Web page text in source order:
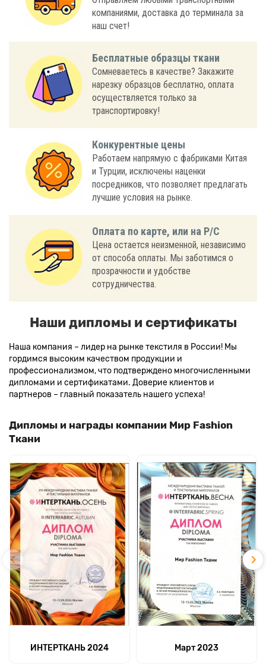
компаниями, доставка до терминала за
наш счет!
Бесплатные образцы ткани
Сомневаетесь в качестве? Закажите
нарезку образцов бесплатно, оплата
осуществляется только за
транспортировку!
Конкурентные цены
Работаем напрямую с фабриками Китая
и Турции, исключены наценки
посредников, что позволяет предлагать
лучшие условия на рынке.
Оплата по карте, или на Р/С
Цена остается неизменной, независимо
от способа оплаты. Мы заботимся о
прозрачности и удобстве
сотрудничества.
Наши дипломы и сертификаты
Наша компания – лидер на рынке текстиля в России! Мы
гордимся высоким качеством продукции и
профессионализмом, что подтверждено многочисленными
дипломами и сертификатами. Доверие клиентов и
партнеров – главный показатель нашего успеха!
Дипломы и награды компании Мир Fashion
Ткани
ИНТЕРТКАНЬ 2024 Март 2023